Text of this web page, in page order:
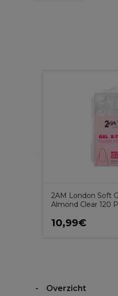
2AM London Soft
Almond Clear 120
10,99€
Overzicht